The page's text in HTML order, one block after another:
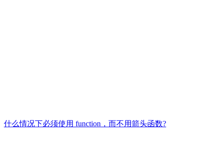
什么情况下必须使用 function，而不用箭头函数?